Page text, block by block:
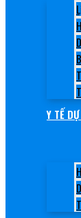
Y TẾ